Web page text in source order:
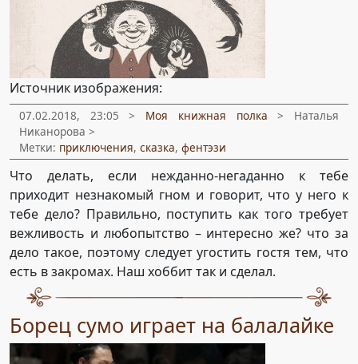
Источник изображения:
07.02.2018, 23:05 > Моя книжная полка > Наталья
Никанорова >
Метки: приключения, сказка, фентэзи
Что делать, если нежданно-негаданно к тебе
приходит незнакомый гном и говорит, что у него к
тебе дело? Правильно, поступить как того требует
вежливость и любопытство – интересно же? что за
дело такое, поэтому следует угостить гостя тем, что
есть в закромах. Наш хоббит так и сделал.
Борец сумо играет на балалайке